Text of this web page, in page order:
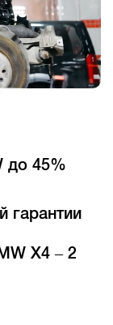
до 45%
гарантии
X4 – 2